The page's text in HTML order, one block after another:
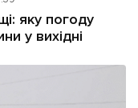
яку погоду
у вихідні